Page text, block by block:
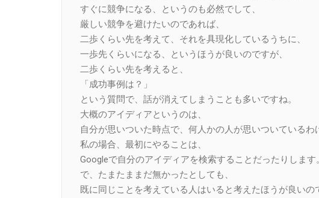
すぐに競争になる、というのも必然でして、
厳しい競争を避けたいのであれば、
二歩くらい先を考えて、それを具現化しているうちに、
一歩先くらいになる、というほうが良いのですが、
二歩くらい先を考えると、
「成功事例は？」
という質問で、話が消えてしまうことも多いですね。
大概のアイディアというのは、
自分が思いついた時点で、何人かの人が思いついているわ
私の場合、最初にやることは、
Googleで自分のアイディアを検索することだったりします。
で、たまたままだ無かったとしても、
既に同じことを考えている人はいると考えたほうが良いの